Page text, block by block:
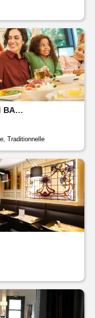
LUNCH GARDEN TOURNAI BASTIONS
Traditionnelle